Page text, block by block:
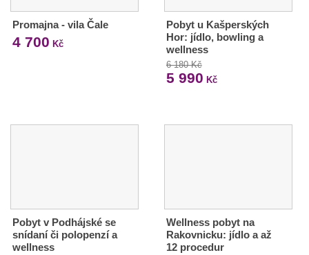
Promajna - vila Čale
4 700 Kč
Pobyt u Kašperských
Hor: jídlo, bowling a
wellness
6 180 Kč
5 990 Kč
Pobyt v Podhájské se
snídaní či polopenzí a
wellness
Wellness pobyt na
Rakovnicku: jídlo a až
12 procedur